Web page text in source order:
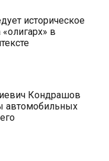
историческое
в
Кондрашов
автомобильных